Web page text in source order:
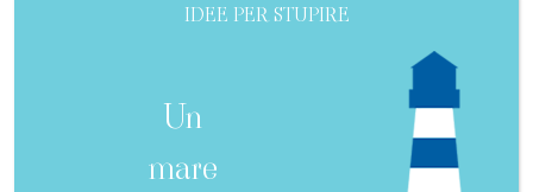
IDEE PER STUPIRE
Un
mare